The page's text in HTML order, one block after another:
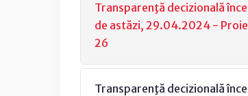
Transparenţă decizională
de astăzi, 29.04.2024 -
26
Transparenţă decizională